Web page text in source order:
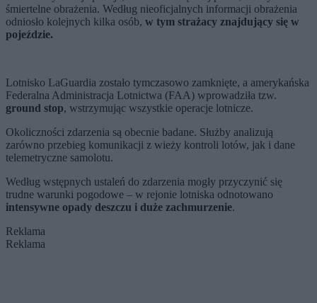
śmiertelne obrażenia. Według nieoficjalnych informacji obrażenia
odniosło kolejnych kilka osób, w tym strażacy znajdujący się w
pojeździe.
Lotnisko LaGuardia zostało tymczasowo zamknięte, a amerykańska
Federalna Administracja Lotnictwa (FAA) wprowadziła tzw.
ground stop, wstrzymując wszystkie operacje lotnicze.
Okoliczności zdarzenia są obecnie badane. Służby analizują
zarówno przebieg komunikacji z wieży kontroli lotów, jak i dane
telemetryczne samolotu.
Według wstępnych ustaleń do zdarzenia mogły przyczynić się
trudne warunki pogodowe – w rejonie lotniska odnotowano
intensywne opady deszczu i duże zachmurzenie.
Reklama
Reklama